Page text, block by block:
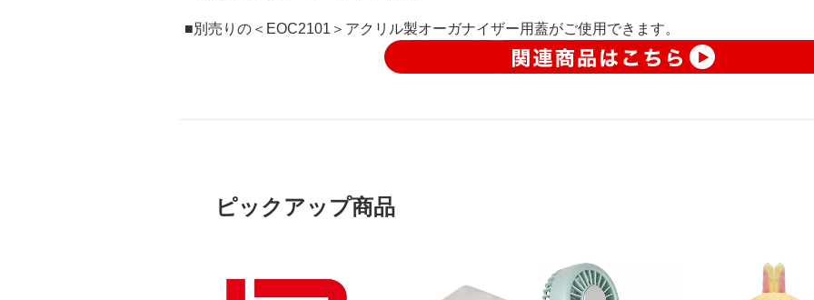
■別売りの＜EOC2101＞アクリル製オーガナイザー用蓋がご使用できます。
ピックアップ商品